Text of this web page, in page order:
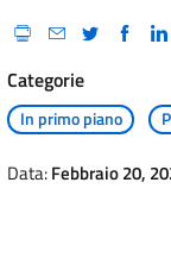
Categorie
In primo piano
Data:Febbraio 20,